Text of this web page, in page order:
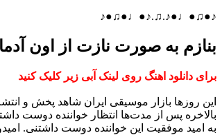
♪●♫●♩●♪.♫.♪●♩●♫●♪
بنازم به صورت نازت از اون
برای دانلود اهنگ روی لینک آبی زیر کلیک کنید
این روزها بازار موسیقی ایران شاهد پخش و
بالاخره پس از مدت‌ها انتظار خواننده دوست
به امید موفقیت این خواننده دوست داشتنی.